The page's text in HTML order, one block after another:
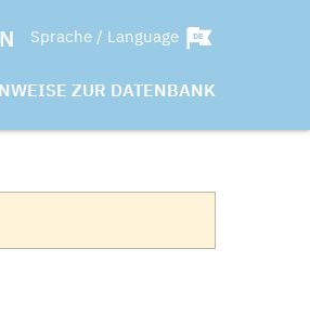
Sprache / Language
ZUR DATENBANK